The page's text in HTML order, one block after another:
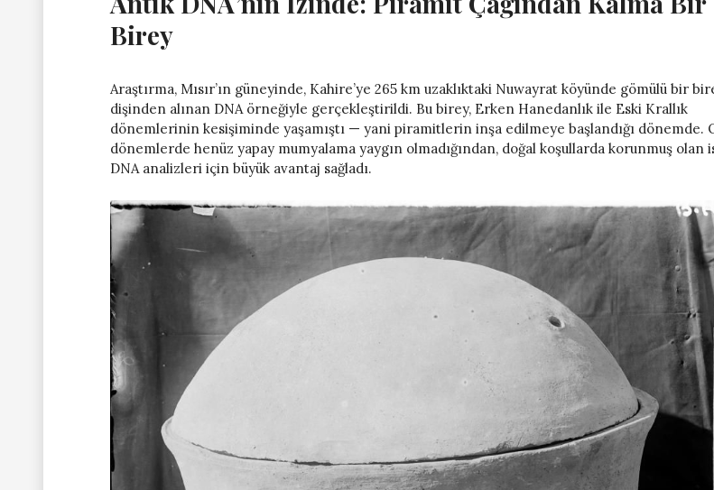
Birey
Araştırma, Mısır’ın güneyinde, Kahire’ye 265 km uzaklıktaki Nuwayrat köyünde gömülü bir
dişinden alınan DNA örneğiyle gerçekleştirildi. Bu birey, Erken Hanedanlık ile Eski Krallık
dönemlerinin kesişiminde yaşamıştı — yani piramitlerin inşa edilmeye başlandığı dönemde.
dönemlerde henüz yapay mumyalama yaygın olmadığından, doğal koşullarda korunmuş olan
DNA analizleri için büyük avantaj sağladı.